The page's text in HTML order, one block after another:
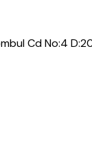
Cd No:4